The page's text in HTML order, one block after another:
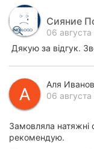
Сияние
06 августа
Дякую за відгук.
Аля
06 августа
Замовляла натяжні
рекомендую.